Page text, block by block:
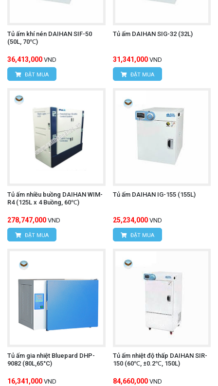
Tủ ấm khí nén DAIHAN SIF-50
(50L, 70℃)
36,413,000 VND
ĐẶT MUA
Tủ ấm DAIHAN SIG-32 (32L)
31,341,000 VND
ĐẶT MUA
Tủ ấm nhiều buồng DAIHAN WIM-
R4 (125L x 4 Buồng, 60℃)
278,747,000 VND
ĐẶT MUA
Tủ ấm DAIHAN IG-155 (155L)
25,234,000 VND
ĐẶT MUA
Tủ ấm gia nhiệt Bluepard DHP-
9082 (80L,65°C)
16,341,000 VND
Tủ ấm nhiệt độ thấp DAIHAN SIR-
150 (60℃, ±0.2℃, 150L)
84,660,000 VND